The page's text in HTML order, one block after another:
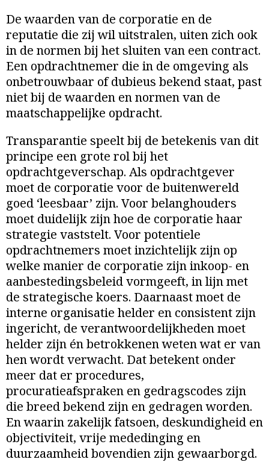
De waarden van de corporatie en de
reputatie die zij wil uitstralen, uiten zich ook
in de normen bij het sluiten van een contract.
Een opdrachtnemer die in de omgeving als
onbetrouwbaar of dubieus bekend staat, past
niet bij de waarden en normen van de
maatschappelijke opdracht.
Transparantie speelt bij de betekenis van dit
principe een grote rol bij het
opdrachtgeverschap. Als opdrachtgever
moet de corporatie voor de buitenwereld
goed ‘leesbaar’ zijn. Voor belanghouders
moet duidelijk zijn hoe de corporatie haar
strategie vaststelt. Voor potentiele
opdrachtnemers moet inzichtelijk zijn op
welke manier de corporatie zijn inkoop- en
aanbestedingsbeleid vormgeeft, in lijn met
de strategische koers. Daarnaast moet de
interne organisatie helder en consistent zijn
ingericht, de verantwoordelijkheden moet
helder zijn én betrokkenen weten wat er van
hen wordt verwacht. Dat betekent onder
meer dat er procedures,
procuratieafspraken en gedragscodes zijn
die breed bekend zijn en gedragen worden.
En waarin zakelijk fatsoen, deskundigheid en
objectiviteit, vrije mededinging en
duurzaamheid bovendien zijn gewaarborgd.